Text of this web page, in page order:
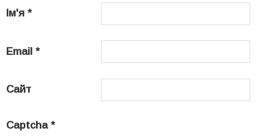
Ім'я *
Email *
Сайт
Captcha *